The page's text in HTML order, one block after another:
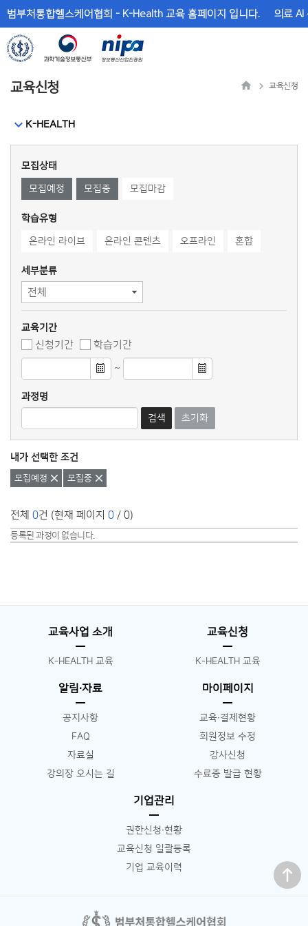
뉴
바
로
가
문
바
로
가
범부처통합헬스케어협회 - K-Health 교육 홈페이지 입니다. 의료 AI
교육신청 교육신청
K-HEALTH
모집상태
모집예정 모집중 모집마감
학습유형
온라인 라이브 온라인 콘텐츠 오프라인 혼합
세부분류
교육기간
신청기간
학습기간
~
과정명
검색
초기화
내가 선택한 조건
모집예정 삭제 모집중삭제
전체 0건 (현재 페이지 0 / 0)
등록된 과정이 없습니다.
교육사업 소개
K-HEALTH 교육
교육신청
K-HEALTH 교육
알림∙자료
공지사항
FAQ
자료실
강의장 오시는 길
마이페이지
교육∙결제현황
회원정보 수정
강사신청
수료증 발급 현황
기업관리
권한신청∙현황
교육신청 일괄등록
기업 교육이력
맨 위로